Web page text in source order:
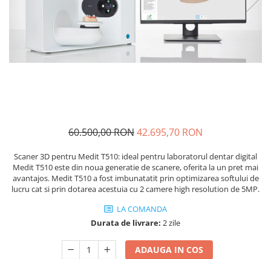
Disc Nano Compozit
Diverse
Soclatoare
Steamere
60.500,00 RON42.695,70 RON
Scaner 3D pentru Medit T510: ideal pentru laboratorul dentar digital
Medit T510 este din noua generatie de scanere, oferita la un pret mai
avantajos. Medit T510 a fost imbunatatit prin optimizarea softului de
lucru cat si prin dotarea acestuia cu 2 camere high resolution de 5MP.
LA COMANDA
Durata de livrare: 2 zile
ADAUGA IN COS